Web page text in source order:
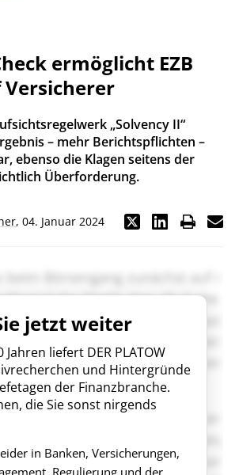
ermöglicht EZB
„Solvency II“
– mehr Berichtspflichten –
ebenso die Klagen seitens der
Überforderung.
, 04. Januar 2024
jetzt weiter
Jahren liefert DER PLATOW
und Hintergründe
der Finanzbranche.
die Sie sonst nirgends
in Banken, Versicherungen,
Regulierung und der